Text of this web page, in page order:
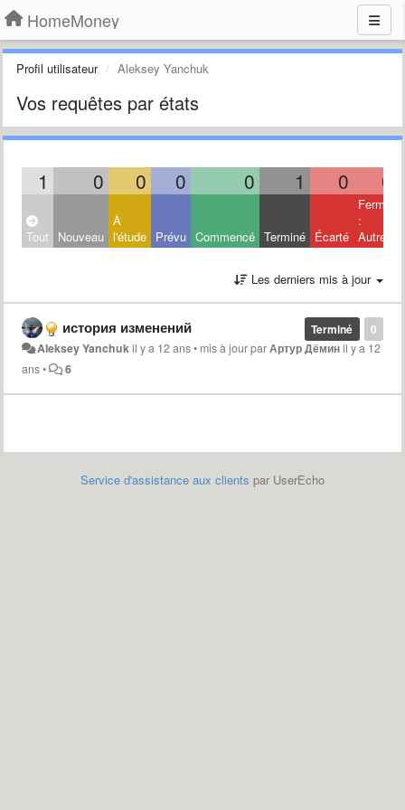
HomeMoney
Profil utilisateur Aleksey Yanchuk
Vos requêtes par états
1 0 0 0 0 1 0 0
Tout Nouveau
À
l'étude Prévu Commencé Terminé Écarté
Fermé
:
Autres
Les derniers mis à jour
0
Terminé
история изменений
Aleksey Yanchukil y a 12 ans• mis à jour parАртур Дёминil y a 12
ans• 6
Service d'assistance aux clients par UserEcho